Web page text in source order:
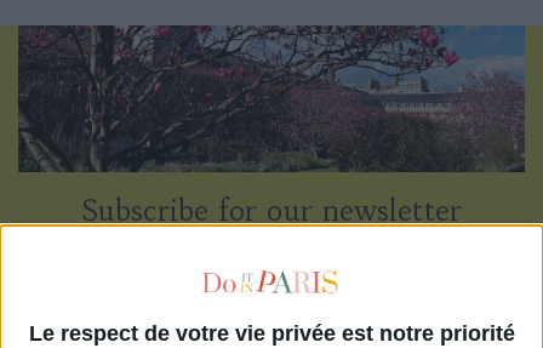
Le respect de votre vie privée est notre priorité
Subscribe for our newsletter